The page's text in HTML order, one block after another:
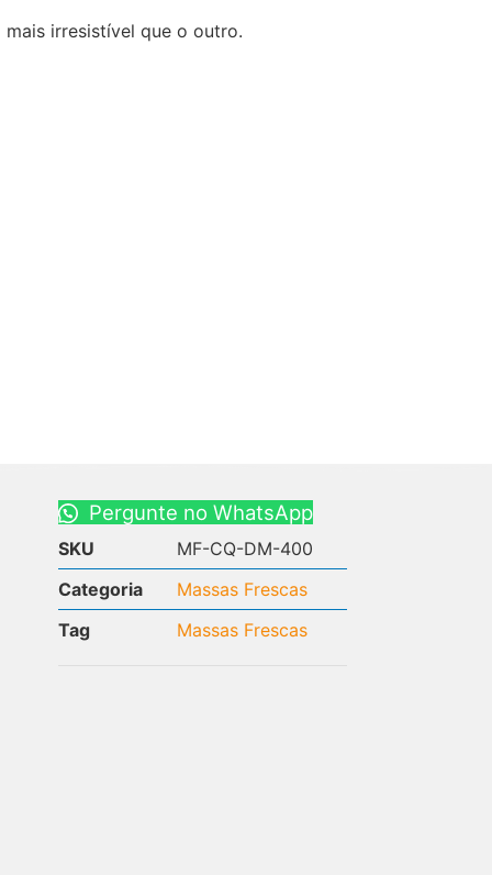
mais irresistível que o outro.
Pergunte no WhatsApp
SKU
MF-CQ-DM-400
Categoria
Massas Frescas
Tag
Massas Frescas